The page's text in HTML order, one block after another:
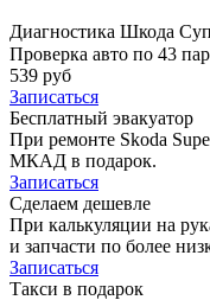
Диагностика Шкода
Проверка авто по 43
539 руб
Записаться
Бесплатный эвакуатор
При ремонте Skoda
МКАД в подарок.
Записаться
Сделаем дешевле
При калькуляции на
и запчасти по более
Записаться
Такси в подарок